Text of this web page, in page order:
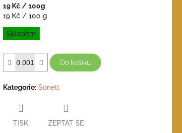
hodnocení
produktu
0,0
5
hvězdiček.
19 Kč / 100g
Měrná
cena:
19 Kč / 100 g
Skladem
Do košíku
Kategorie: Sonett
TISK ZEPTAT SE